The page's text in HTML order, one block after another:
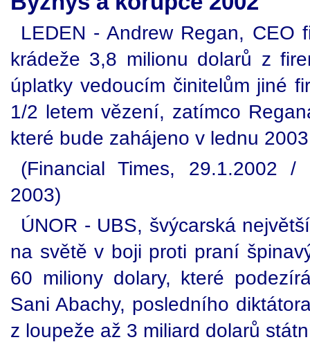
LEDEN - Andrew Regan, CEO
krádeže 3,8 milionu dolarů z
úplatky vedoucím činitelům jiné
1/2 letem vězení, zatímco
které bude zahájeno v lednu
(Financial Times, 29.1.2002 /
2003)
ÚNOR - UBS, švýcarská
na světě v boji proti praní
60 miliony dolary, které
Sani Abachy, posledního
z loupeže až 3 miliard dolarů